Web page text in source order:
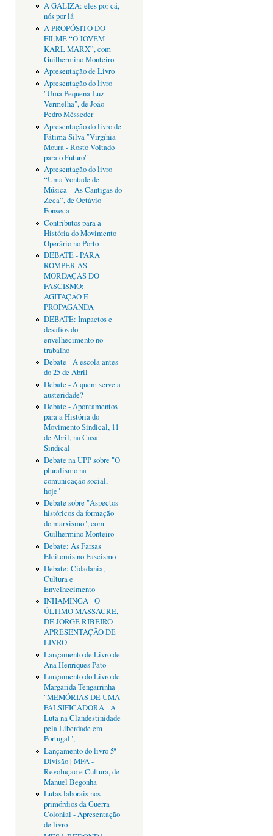
A GALIZA: eles por cá,
nós por lá
A PROPÓSITO DO
FILME “O JOVEM
KARL MARX”, com
Guilhermino Monteiro
Apresentação de Livro
Apresentação do livro
"Uma Pequena Luz
Vermelha", de João
Pedro Mésseder
Apresentação do livro de
Fátima Silva "Virgínia
Moura - Rosto Voltado
para o Futuro"
Apresentação do livro
“Uma Vontade de
Música – As Cantigas do
Zeca”, de Octávio
Fonseca
Contributos para a
História do Movimento
Operário no Porto
DEBATE - PARA
ROMPER AS
MORDAÇAS DO
FASCISMO:
AGITAÇÃO E
PROPAGANDA
DEBATE: Impactos e
desafios do
envelhecimento no
trabalho
Debate - A escola antes
do 25 de Abril
Debate - A quem serve a
austeridade?
Debate - Apontamentos
para a História do
Movimento Sindical, 11
de Abril, na Casa
Sindical
Debate na UPP sobre "O
pluralismo na
comunicação social,
hoje"
Debate sobre "Aspectos
históricos da formação
do marxismo", com
Guilhermino Monteiro
Debate: As Farsas
Eleitorais no Fascismo
Debate: Cidadania,
Cultura e
Envelhecimento
INHAMINGA - O
ÚLTIMO MASSACRE,
DE JORGE RIBEIRO -
APRESENTAÇÃO DE
LIVRO
Lançamento de Livro de
Ana Henriques Pato
Lançamento do Livro de
Margarida Tengarrinha
"MEMÓRIAS DE UMA
FALSIFICADORA - A
Luta na Clandestinidade
pela Liberdade em
Portugal",
Lançamento do livro 5ª
Divisão | MFA -
Revolução e Cultura, de
Manuel Begonha
Lutas laborais nos
primórdios da Guerra
Colonial - Apresentação
de livro